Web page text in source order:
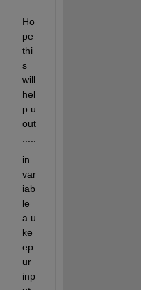
Ho
pe
thi
s
will
hel
p u
out
in
var
iab
le
a u
ke
ep
ur
inp